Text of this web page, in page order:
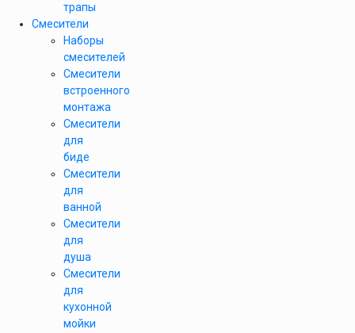
трапы
Смесители
Наборы
смесителей
Смесители
встроенного
монтажа
Смесители
для
биде
Смесители
для
ванной
Смесители
для
душа
Смесители
для
кухонной
мойки